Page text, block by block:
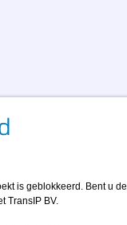
is geblokkeerd. Bent u de
TransIP BV.